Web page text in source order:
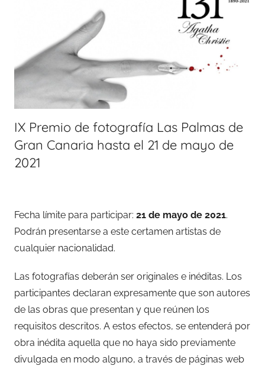
IX Premio de fotografía Las Palmas de
Gran Canaria hasta el 21 de mayo de
2021
Fecha límite para participar: 21 de mayo de 2021.
Podrán presentarse a este certamen artistas de
cualquier nacionalidad.
Las fotografías deberán ser originales e inéditas. Los
participantes declaran expresamente que son autores
de las obras que presentan y que reúnen los
requisitos descritos. A estos efectos, se entenderá por
obra inédita aquella que no haya sido previamente
divulgada en modo alguno, a través de páginas web